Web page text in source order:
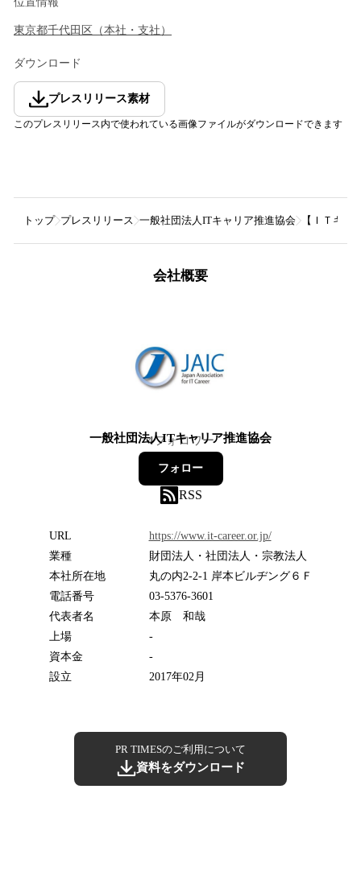
東京都千代田区 （本社・支社 ）
ダウンロード
プレスリリース素材
このプレスリリース内で使われている画像ファイルがダウンロードできます
トップ プレスリリース 一般社団法人ITキャリア推進協会 【ＩＴキ
会社概要
一般社団法人ITキャリア推進協会
4フォロワー
フォロー
RSS
URL
https://www.it-career.or.jp/
業種
財団法人・社団法人・宗教法人
本社所在地
丸の内2-2-1 岸本ビルヂング６Ｆ
電話番号
03-5376-3601
代表者名
本原 和哉
上場
-
資本金
-
設立
2017年02月
PR TIMESのご利用について
資料をダウンロード